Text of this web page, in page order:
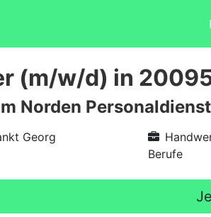
(m/w/d) in
Norden
Georg
Berufe